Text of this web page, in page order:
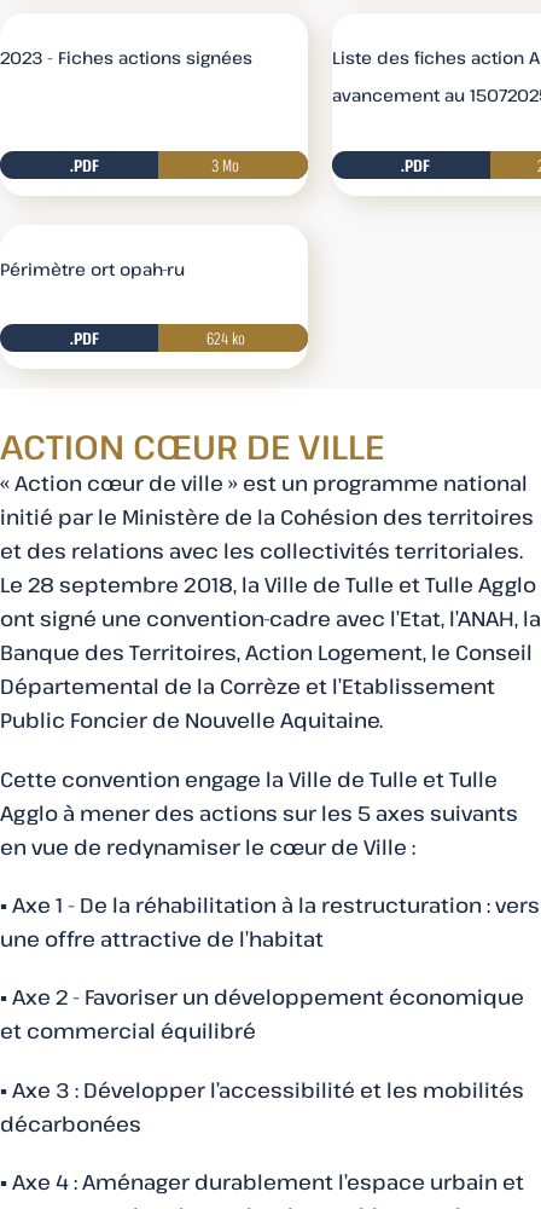
2023 - Fiches actions signées
.PDF 3 Mo Télécharger
Liste des fiches action
avancement au
.PDF
Périmètre ort opah-ru
.PDF 624 ko
ACTION CŒUR DE VILLE
« Action cœur de ville » est un programme national
initié par le Ministère de la Cohésion des territoires
et des relations avec les collectivités territoriales.
Le 28 septembre 2018, la Ville de Tulle et Tulle Agglo
ont signé une convention-cadre avec l’Etat, l’ANAH, la
Banque des Territoires, Action Logement, le Conseil
Départemental de la Corrèze et l’Etablissement
Public Foncier de Nouvelle Aquitaine.
Cette convention engage la Ville de Tulle et Tulle
Agglo à mener des actions sur les 5 axes suivants
en vue de redynamiser le cœur de Ville :
▪ Axe 1 - De la réhabilitation à la restructuration : vers
une offre attractive de l’habitat
▪ Axe 2 - Favoriser un développement économique
et commercial équilibré
▪ Axe 3 : Développer l’accessibilité et les mobilités
décarbonées
▪ Axe 4 : Aménager durablement l’espace urbain et